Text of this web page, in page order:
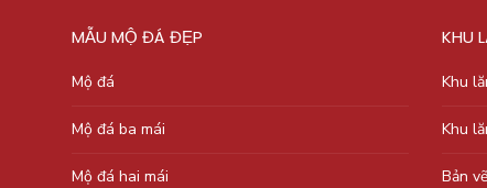
MẪU MỘ ĐÁ ĐẸP
Mộ đá
Mộ đá ba mái
Mộ đá hai mái
KHU
Khu
Khu
Bản